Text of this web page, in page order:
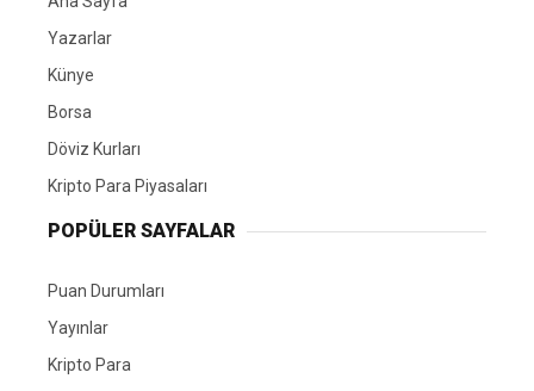
Yazarlar
Künye
Borsa
Döviz Kurları
Kripto Para Piyasaları
POPÜLER SAYFALAR
Puan Durumları
Yayınlar
Kripto Para